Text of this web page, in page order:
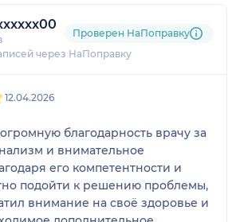
через НаПоправку
Проверен НаПоправку
12.04.2026
благодарность врачу за
и внимательное
его компетентности и
подойти к решению проблемы,
внимание на своё здоровье и